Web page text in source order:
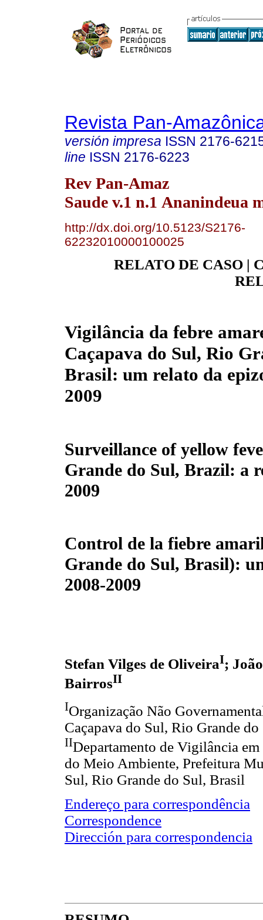
Revista Pan-
versión impresa ISSN 2176-
line ISSN 2176-6223
Rev Pan-Amaz
Saude v.1 n.1 Ananindeua
http://dx.doi.org/10.5123/S2176-
62232010000100025
RELATO DE CASO |
Vigilância da febre
Caçapava do Sul, Rio
Brasil: um relato da
2009
Surveillance of yellow
Grande do Sul, Brazil: a
2009
Control de la fiebre
Grande do Sul, Brasil):
2008-2009
Stefan Vilges de OliveiraI;
BairrosII
IOrganização Não
Caçapava do Sul, Rio Grande
IIDepartamento de Vigilância
do Meio Ambiente, Prefeitura
Sul, Rio Grande do Sul, Brasil
Endereço para correspondência
Correspondence
Dirección para correspondencia